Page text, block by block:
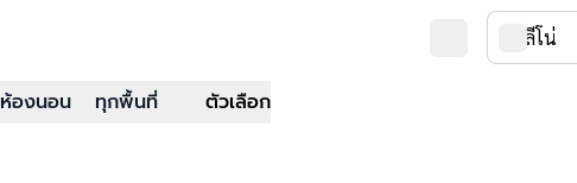
ห้องนอน ทุกพื้นที่ ตัวเลือก